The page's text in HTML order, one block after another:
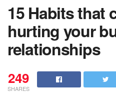
15 Habits that
hurting your
relationships
249
SHARES